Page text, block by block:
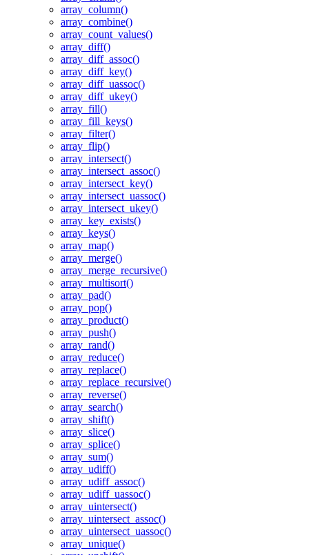
array_column()
array_combine()
array_count_values()
array_diff()
array_diff_assoc()
array_diff_key()
array_diff_uassoc()
array_diff_ukey()
array_fill()
array_fill_keys()
array_filter()
array_flip()
array_intersect()
array_intersect_assoc()
array_intersect_key()
array_intersect_uassoc()
array_intersect_ukey()
array_key_exists()
array_keys()
array_map()
array_merge()
array_merge_recursive()
array_multisort()
array_pad()
array_pop()
array_product()
array_push()
array_rand()
array_reduce()
array_replace()
array_replace_recursive()
array_reverse()
array_search()
array_shift()
array_slice()
array_splice()
array_sum()
array_udiff()
array_udiff_assoc()
array_udiff_uassoc()
array_uintersect()
array_uintersect_assoc()
array_uintersect_uassoc()
array_unique()